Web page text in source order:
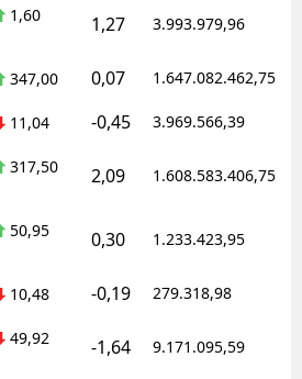
1,60 1,27 3.993.979,96
347,00 0,07 1.647.082.462,75
11,04 -0,45 3.969.566,39
317,50 2,09 1.608.583.406,75
50,95 0,30 1.233.423,95
10,48 -0,19 279.318,98
49,92 -1,64 9.171.095,59